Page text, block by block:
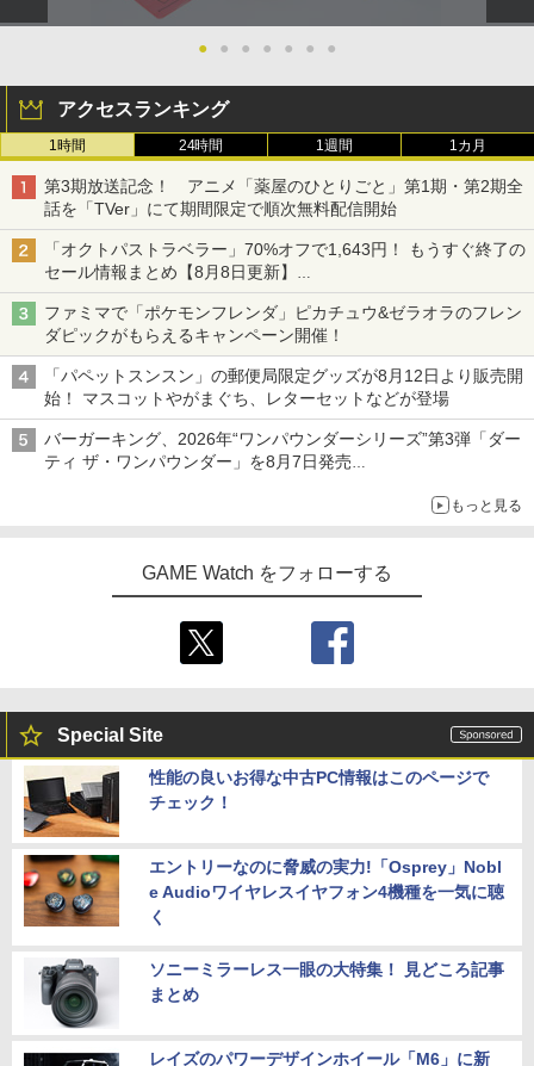
￥4,976
￥5,000
s X|S 対応の高精度 H パターン シフター
5
『映画 ラブライブ！蓮ノ空女学院スクー
ルアイドルクラブ Bloom Garden Part
y』Blu-ray（特装限定版）
￥8,589
● ● ● ● ● ● ●
アクセスランキング
1時間 24時間 1週間 1カ月
第3期放送記念！ アニメ「薬屋のひとりごと」第1期・第2期全
話を「TVer」にて期間限定で順次無料配信開始
「オクトパストラベラー」70%オフで1,643円！ もうすぐ終了の
セール情報まとめ【8月8日更新】
ニンテンドーeショップでは「大神 絶景版」が67%オフで990円
ファミマで「ポケモンフレンダ」ピカチュウ&ゼラオラのフレン
ダピックがもらえるキャンペーン開催！
「パペットスンスン」の郵便局限定グッズが8月12日より販売開
始！ マスコットやがまぐち、レターセットなどが登場
バーガーキング、2026年“ワンパウンダーシリーズ”第3弾「ダー
ティ ザ・ワンパウンダー」を8月7日発売
もっと見る
GAME Watch をフォローする
Special Site
性能の良いお得な中古PC情報はこのページで
チェック！
エントリーなのに脅威の実力!「Osprey」Nobl
e Audioワイヤレスイヤフォン4機種を一気に聴
く
ソニーミラーレス一眼の大特集！ 見どころ記事
まとめ
レイズのパワーデザインホイール「M6」に新